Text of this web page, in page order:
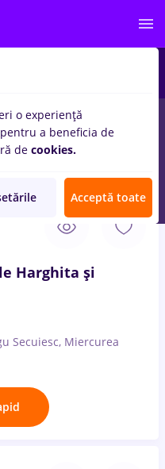
București Cluj-
Harghita și
Secuiesc, Miercurea
o experiență
a beneficia de
de cookies.
Acceptă toate